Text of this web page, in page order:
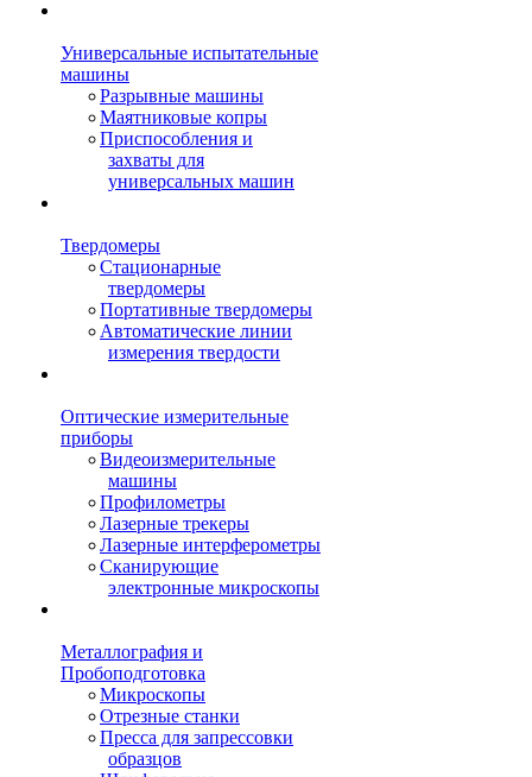
Универсальные испытательные
машины
Разрывные машины
Маятниковые копры
Приспособления и
захваты для
универсальных машин
Твердомеры
Стационарные
твердомеры
Портативные твердомеры
Автоматические линии
измерения твердости
Оптические измерительные
приборы
Видеоизмерительные
машины
Профилометры
Лазерные трекеры
Лазерные интерферометры
Сканирующие
электронные микроскопы
Металлография и
Пробоподготовка
Микроскопы
Отрезные станки
Пресса для запрессовки
образцов